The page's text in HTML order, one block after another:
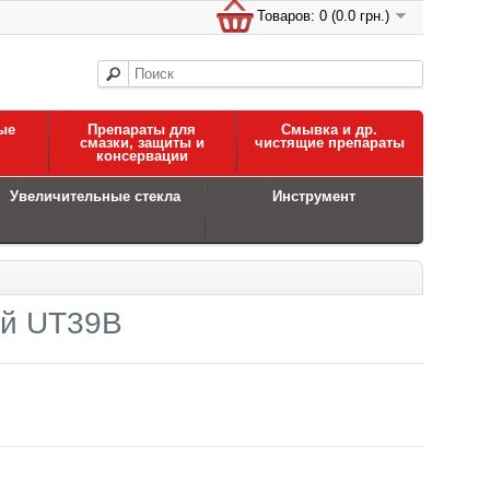
Товаров: 0 (0.0 грн.)
Препараты для
смазки, защиты и
консервации
Смывка и др.
чистящие препараты
Увеличительные стекла Инструмент
UT39B